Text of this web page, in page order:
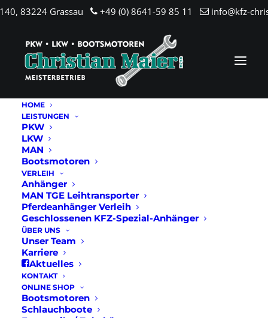
83224 Grassau +49 (0) 8641-59 85 11 info@kfz-
HOME
LEISTUNGEN
PKW
LKW
MAN
Bootsmotoren
VERLEIH
Anhänger
MAN TGE Leihtransporter
Pferdeanhänger Verleih
Geschlossenen KFZ-Spezial-Anhänger
ÜBER UNS
Unser Team
Karriere
Aktuelles
KONTAKT
ONLINE SHOP
Bootsmotoren
Schlauchboote